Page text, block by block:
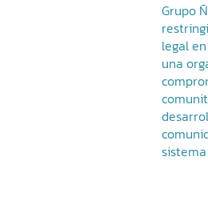
Grupo
legal
una